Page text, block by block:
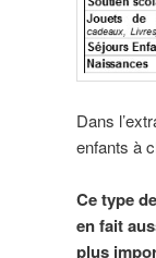
Dans
enfants à
Ce type
en fait
plus